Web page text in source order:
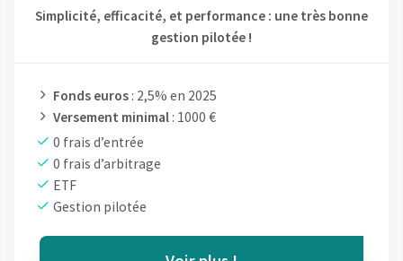
Simplicité, efficacité, et performance : une très bonne
gestion pilotée !
Fonds euros : 2,5% en 2025
Versement minimal : 1000 €
0 frais d’entrée
0 frais d’arbitrage
ETF
Gestion pilotée